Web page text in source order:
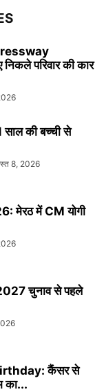
परिवार की कार
साल की बच्ची से
8, 2026
मेरठ में CM योगी
चुनाव से पहले
कैंसर से
का...